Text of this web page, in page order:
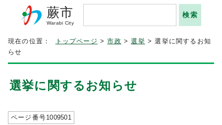
蕨市
Warabi City
現在の位置： トップページ >市政 >選挙 > 選挙に関するお知
らせ
選挙に関するお知らせ
ページ番号1009501